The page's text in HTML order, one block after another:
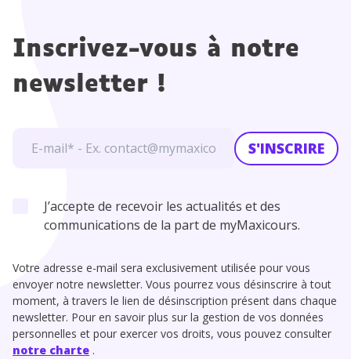
Inscrivez-vous à notre
newsletter !
S'INSCRIRE
J’accepte de recevoir les actualités et des
communications de la part de myMaxicours.
Votre adresse e-mail sera exclusivement utilisée pour vous
envoyer notre newsletter. Vous pourrez vous désinscrire à tout
moment, à travers le lien de désinscription présent dans chaque
newsletter. Pour en savoir plus sur la gestion de vos données
personnelles et pour exercer vos droits, vous pouvez consulter
notre charte .